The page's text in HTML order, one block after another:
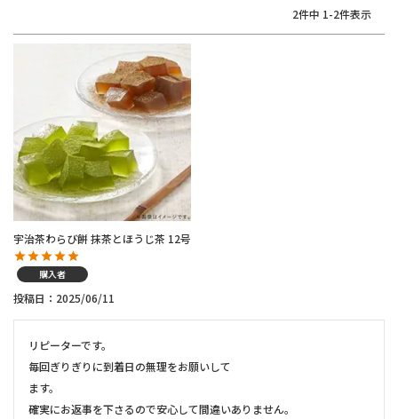
2件中 1-2件表示
宇治茶わらび餅 抹茶とほうじ茶 12号
購入者
投稿日 2025/06/11
リピーターです。
毎回ぎりぎりに到着日の無理をお願いして
ます。
確実にお返事を下さるので安心して間違いありません。